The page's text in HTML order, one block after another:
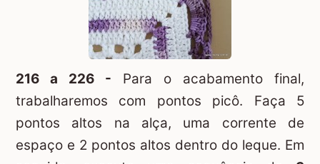
216 a 226 - Para o acabamento final,
trabalharemos com pontos picô. Faça 5
pontos altos na alça, uma corrente de
espaço e 2 pontos altos dentro do leque. Em